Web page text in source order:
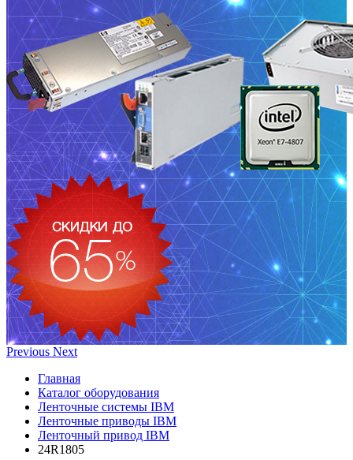
Previous Next
Главная
Каталог оборудования
Ленточные системы IBM
Ленточные приводы IBM
Ленточный привод IBM
24R1805